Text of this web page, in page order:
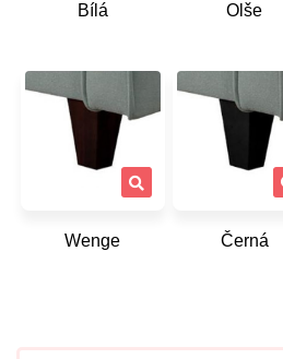
Bílá Olše
Wenge Černá